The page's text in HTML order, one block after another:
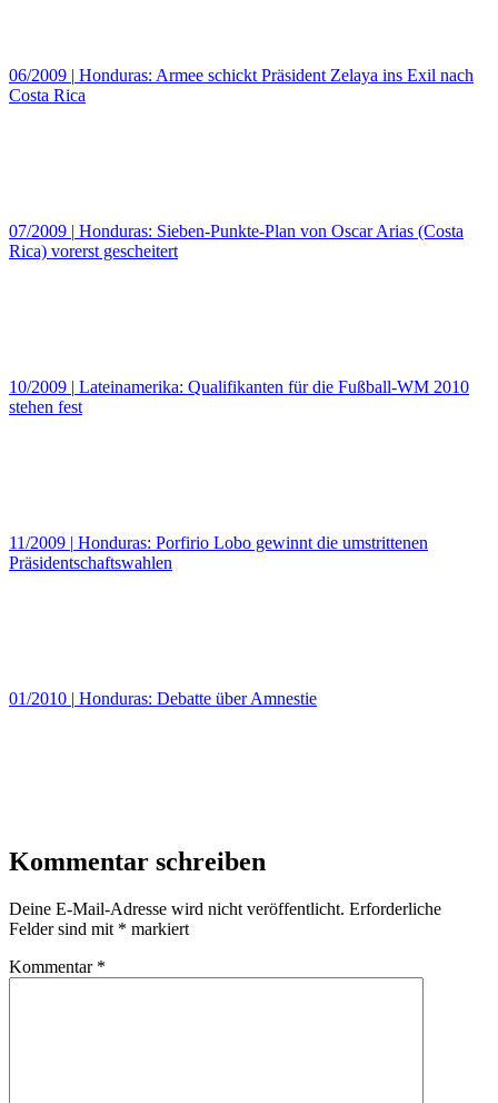
06/2009 | Honduras: Armee schickt Präsident Zelaya ins Exil nach
Costa Rica
07/2009 | Honduras: Sieben-Punkte-Plan von Oscar Arias (Costa
Rica) vorerst gescheitert
10/2009 | Lateinamerika: Qualifikanten für die Fußball-WM 2010
stehen fest
11/2009 | Honduras: Porfirio Lobo gewinnt die umstrittenen
Präsidentschaftswahlen
01/2010 | Honduras: Debatte über Amnestie
Kommentar schreiben
Deine E-Mail-Adresse wird nicht veröffentlicht. Erforderliche
Felder sind mit * markiert
Kommentar *